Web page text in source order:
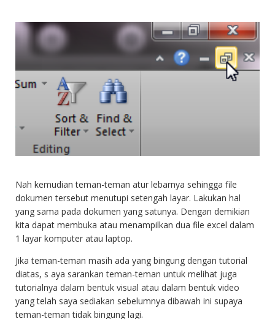
Nah kemudian teman-teman atur lebarnya sehingga file
dokumen tersebut menutupi setengah layar. Lakukan hal
yang sama pada dokumen yang satunya. Dengan demikian
kita dapat membuka atau menampilkan dua file excel dalam
1 layar komputer atau laptop.
Jika teman-teman masih ada yang bingung dengan tutorial
diatas, s aya sarankan teman-teman untuk melihat juga
tutorialnya dalam bentuk visual atau dalam bentuk video
yang telah saya sediakan sebelumnya dibawah ini supaya
teman-teman tidak bingung lagi.